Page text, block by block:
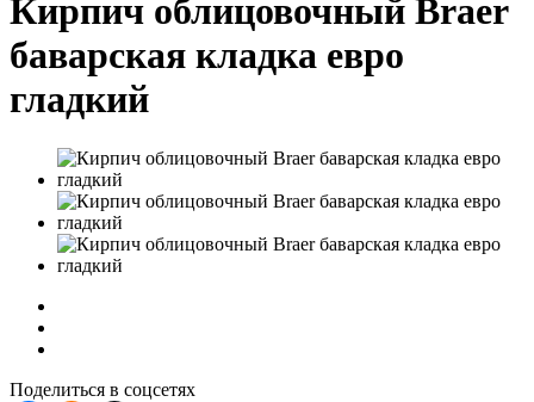
Кирпич облицовочный Braer
баварская кладка евро
гладкий
Поделиться в соцсетях